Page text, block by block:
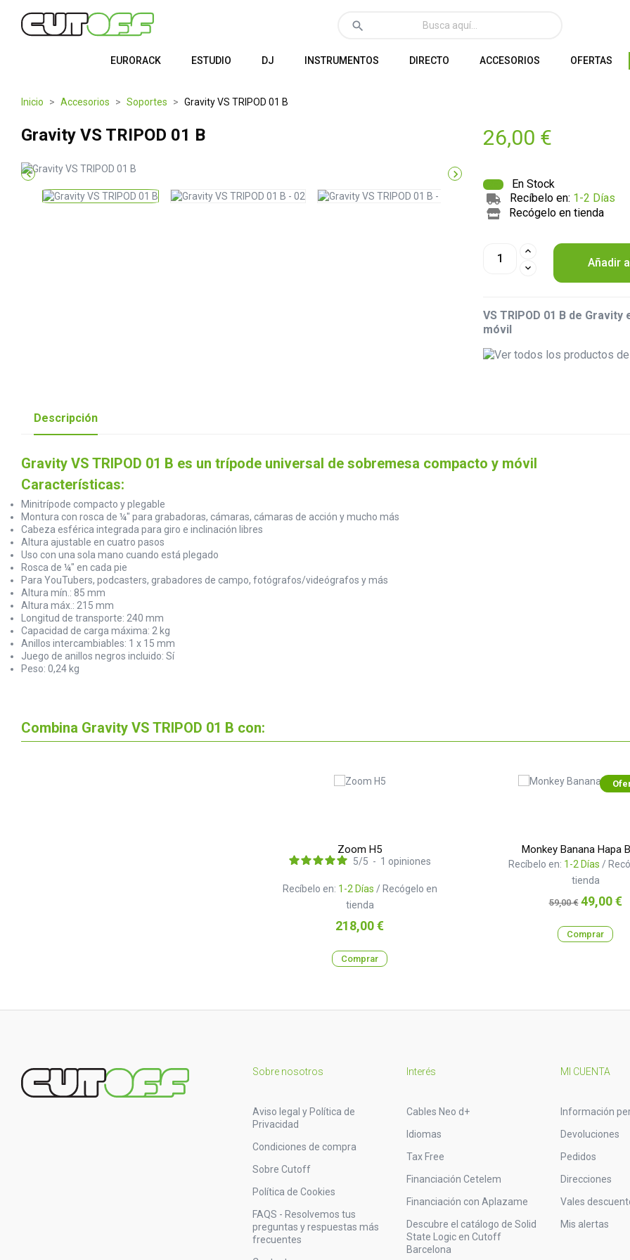
search
EURORACK ESTUDIO DJ INSTRUMENTOS DIRECTO ACCESORIOS OFERTAS
Inicio Accesorios Soportes Gravity VS TRIPOD 01 B
Gravity VS TRIPOD 01 B
 
26,00 €
En Stock
Recíbelo en: 1-2 Días
Recógelo en tienda
Añadir
VS TRIPOD 01 B de
móvil
Descripción
Gravity VS TRIPOD 01 B es un trípode universal de sobremesa compacto y móvil
Características:
Minitrípode compacto y plegable
Montura con rosca de ¼" para grabadoras, cámaras, cámaras de acción y mucho más
Cabeza esférica integrada para giro e inclinación libres
Altura ajustable en cuatro pasos
Uso con una sola mano cuando está plegado
Rosca de ¼" en cada pie
Para YouTubers, podcasters, grabadores de campo, fotógrafos/videógrafos y más
Altura mín.: 85 mm
Altura máx.: 215 mm
Longitud de transporte: 240 mm
Capacidad de carga máxima: 2 kg
Anillos intercambiables: 1 x 15 mm
Juego de anillos negros incluido: Sí
Peso: 0,24 kg
Combina Gravity VS TRIPOD 01 B con:
Zoom H5
Recíbelo en: 1-2 Días / Recógelo en
tienda
5/5 - 1 opiniones
Precio
218,00 €
Comprar
Monkey Banana Hapa
Recíbelo en: 1-2 Días /
tienda
Precio
base
59,00 € Precio
49,00 €
Comprar
Sobre nosotros
Aviso legal y Política de
Privacidad
Condiciones de compra
Sobre Cutoff
Política de Cookies
FAQS - Resolvemos tus
preguntas y respuestas más
frecuentes
Interés
Cables Neo d+
Idiomas
Tax Free
Financiación Cetelem
Financiación con Aplazame
Descubre el catálogo de Solid
State Logic en Cutoff
Barcelona
MI CUENTA
Información
Devoluciones
Pedidos
Direcciones
Vales
Mis alertas